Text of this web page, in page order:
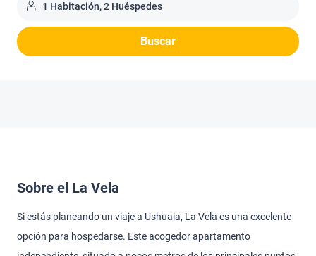
1 Habitación, 2 Huéspedes
Buscar
Sobre el La Vela
Si estás planeando un viaje a Ushuaia, La Vela es una excelente
opción para hospedarse. Este acogedor apartamento